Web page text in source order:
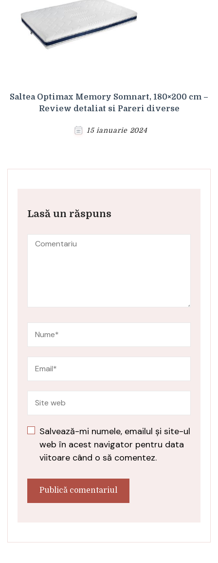
Saltea Optimax Memory Somnart, 180×200 cm –
Review detaliat si Pareri diverse
15 ianuarie 2024
Lasă un răspuns
Salvează-mi numele, emailul și site-ul
web în acest navigator pentru data
viitoare când o să comentez.